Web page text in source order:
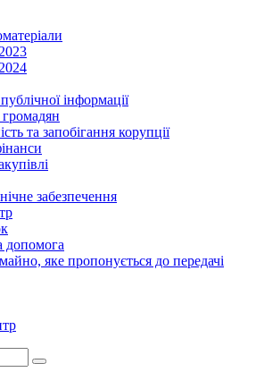
інформації
та запобігання корупції
забезпечення
допомога
яке пропонується до передачі